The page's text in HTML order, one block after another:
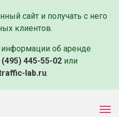
сайт и получать с него
клиентов.
об аренде
(495) 445-55-02 или
lab.ru.